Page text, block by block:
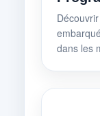
dans les